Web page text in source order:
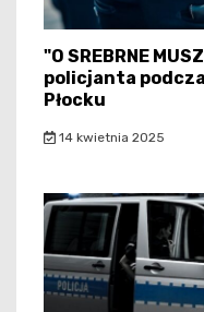
"O SREBRNE
policjanta
Płocku
14 kwietnia 2025